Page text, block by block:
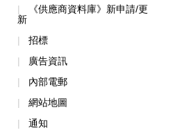
《供應商資料庫》新申請/更
新
招標
廣告資訊
內部電郵
網站地圖
通知